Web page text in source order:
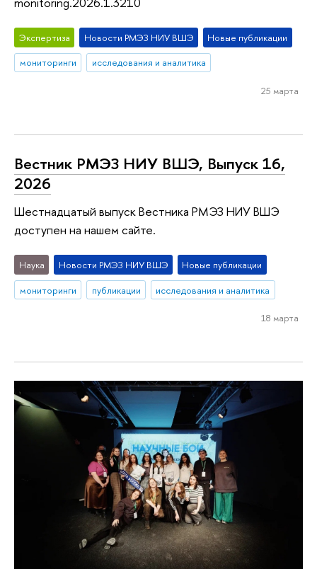
Экспертиза Новости РМЭЗ НИУ ВШЭ
Новые публикации
мониторинги
исследования и аналитика
25 марта
Вестник РМЭЗ НИУ ВШЭ, Выпуск 16,
2026
Шестнадцатый выпуск Вестника РМЭЗ НИУ ВШЭ
доступен на нашем сайте.
Наука Новости РМЭЗ НИУ ВШЭ
Новые публикации
мониторинги
публикации исследования и аналитика
18 марта